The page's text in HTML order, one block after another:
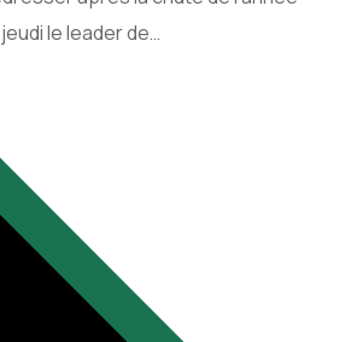
le leader de…